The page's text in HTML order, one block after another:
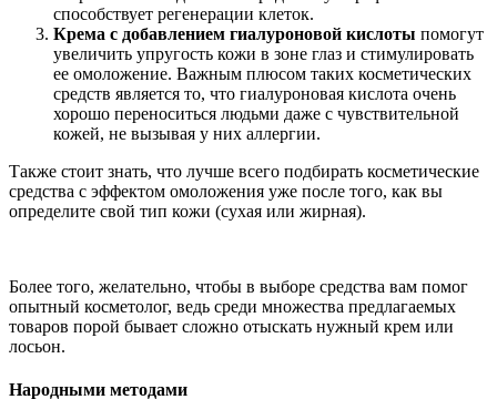
способствует регенерации клеток.
Крема с добавлением гиалуроновой кислоты помогут
увеличить упругость кожи в зоне глаз и стимулировать
ее омоложение. Важным плюсом таких косметических
средств является то, что гиалуроновая кислота очень
хорошо переноситься людьми даже с чувствительной
кожей, не вызывая у них аллергии.
Также стоит знать, что лучше всего подбирать косметические
средства с эффектом омоложения уже после того, как вы
определите свой тип кожи (сухая или жирная).
Более того, желательно, чтобы в выборе средства вам помог
опытный косметолог, ведь среди множества предлагаемых
товаров порой бывает сложно отыскать нужный крем или
лосьон.
Народными методами